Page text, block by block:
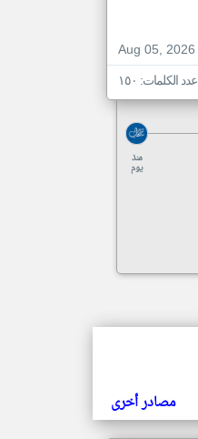
Aug 05, 2026
عدد الكلمات: ١٥٠
منذ
يوم
مصادر أخرى